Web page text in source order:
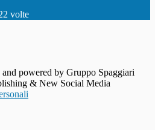
volte
powered by Gruppo Spaggiari
& New Social Media